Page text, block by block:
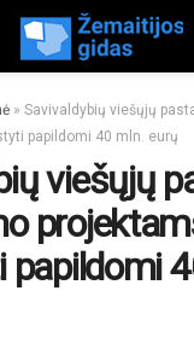
» Savivaldybių viešųjų
papildomi 40 mln. eurų
viešųjų
papildomi